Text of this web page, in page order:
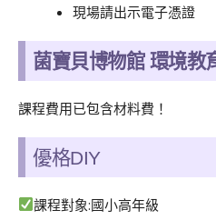
現場請出示電子憑證
菌寶貝博物館 環境教
課程費用已包含材料費！
優格DIY
課程對象:國小高年級